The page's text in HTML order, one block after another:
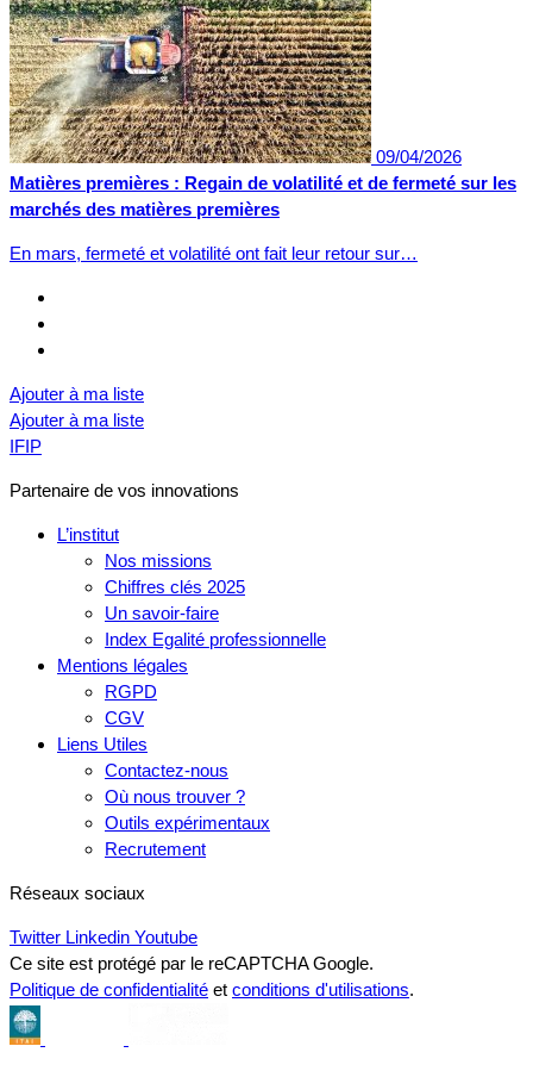
09/04/2026
Matières premières : Regain de volatilité et de fermeté sur les
marchés des matières premières
En mars, fermeté et volatilité ont fait leur retour sur…
Ajouter à ma liste
Ajouter à ma liste
IFIP
Partenaire de vos innovations
L’institut
Nos missions
Chiffres clés 2025
Un savoir-faire
Index Egalité professionnelle
Mentions légales
RGPD
CGV
Liens Utiles
Contactez-nous
Où nous trouver ?
Outils expérimentaux
Recrutement
Réseaux sociaux
Twitter Linkedin Youtube
Ce site est protégé par le reCAPTCHA Google.
Politique de confidentialité et conditions d'utilisations.